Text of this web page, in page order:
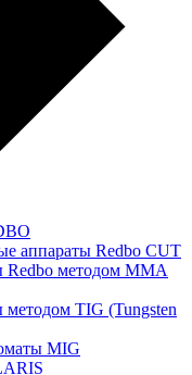
аппараты Redbo CUT
Redbo методом MMA
TIG (Tungsten
MIG